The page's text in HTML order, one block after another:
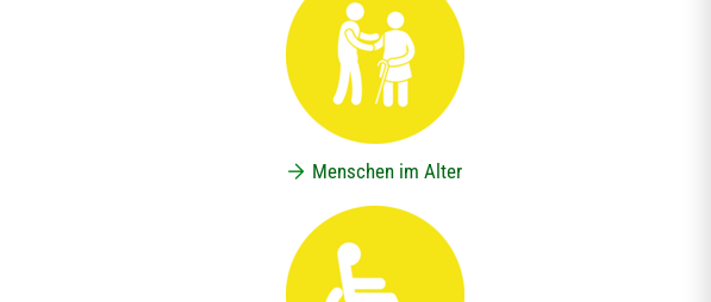
Menschen im Alter